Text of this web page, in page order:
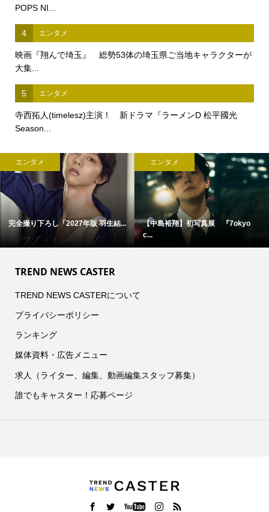
POPS NI...
4 エンタメ
映画『翔んで埼玉』 総勢53体の埼玉県ご当地キャラクターが
大集...
5 エンタメ
寺西拓人(timelesz)主演！ 新ドラマ『ラーメンD 松平國光
Season...
エンタメ
完全撮り下ろし「2027年版 羽生結...
エンタメ
【中島裕翔】初写真展 『7okyo
c...
TREND NEWS CASTER
TREND NEWS CASTERについて
プライバシーポリシー
ランキング
媒体資料・広告メニュー
求人（ライター、編集、動画編集スタッフ募集）
誰でもキャスター！応募ページ